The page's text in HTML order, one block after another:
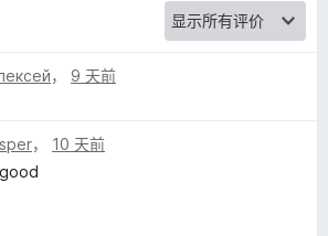
， 9 天前
， 10 天前